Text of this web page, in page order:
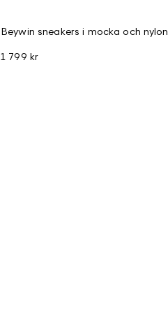
Beywin sneakers i mocka och nylon
1 799 kr